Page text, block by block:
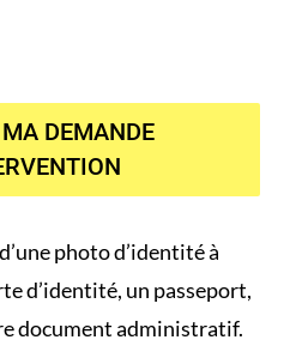
DEMANDE
photo d’identité à
d’identité, un passeport,
document administratif.